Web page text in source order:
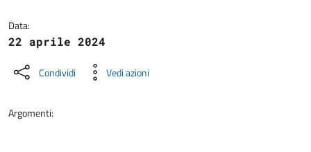
Data:
22 aprile 2024
Condividi Vedi azioni
Argomenti: